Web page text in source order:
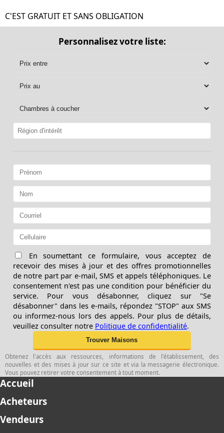
C'EST GRATUIT ET SANS OBLIGATION
Personnalisez votre liste:
En soumettant ce formulaire, vous acceptez de
recevoir des mises à jour et des offres promotionnelles
de notre part par e-mail, SMS et appels téléphoniques. Le
consentement n'est pas une condition pour bénéficier du
service. Pour vous désabonner, cliquez sur "Se
désabonner" dans les e-mails, répondez "STOP" aux SMS
ou informez-nous lors des appels. Pour plus de détails,
veuillez consulter notre Politique de confidentialité.
Obtenez l'accès aux ressources, informations de l'établissement, des
nouvelles et des mises à jour sur ce site et via la messagerie électronique.
Vous pouvez retirer votre consentement à tout moment.
Accueil
Acheteurs
Vendeurs